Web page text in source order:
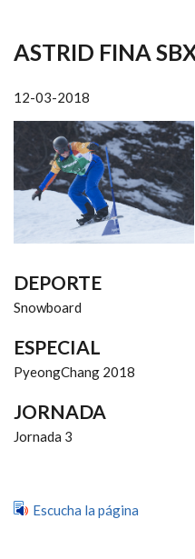
DE
AYUDA
A
LA
NAVEGACIÓN
ASTRID FINA
12-03-2018
DEPORTE
Snowboard
ESPECIAL
PyeongChang 2018
JORNADA
Jornada 3
Escucha la página